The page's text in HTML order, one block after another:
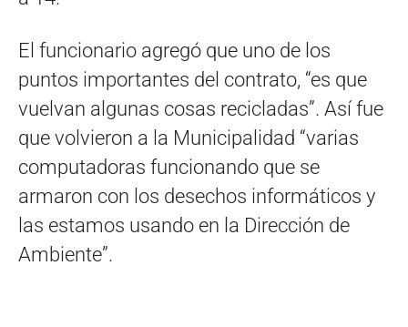
El funcionario agregó que uno de los
puntos importantes del contrato, “es que
vuelvan algunas cosas recicladas”. Así fue
que volvieron a la Municipalidad “varias
computadoras funcionando que se
armaron con los desechos informáticos y
las estamos usando en la Dirección de
Ambiente”.